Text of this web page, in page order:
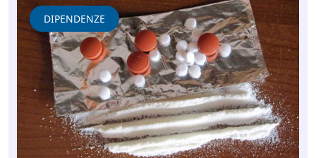
DIPENDENZE